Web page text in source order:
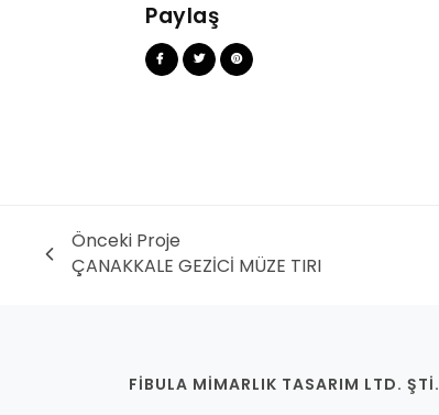
Paylaş
Önceki Proje
ÇANAKKALE GEZİCİ MÜZE TIRI
FİBULA MİMARLIK TASARIM LTD. ŞTİ.